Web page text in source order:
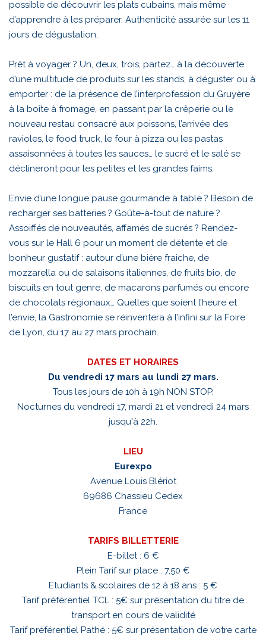
possible de découvrir les plats cubains, mais même
d’apprendre à les préparer. Authenticité assurée sur les 11
jours de dégustation.
Prêt à voyager ? Un, deux, trois, partez… à la découverte
d’une multitude de produits sur les stands, à déguster ou à
emporter : de la présence de l’interprofession du Gruyère
à la boîte à fromage, en passant par la crêperie ou le
nouveau restau consacré aux poissons, l’arrivée des
ravioles, le food truck, le four à pizza ou les pastas
assaisonnées à toutes les sauces… le sucré et le salé se
déclineront pour les petites et les grandes faims.
Envie d’une longue pause gourmande à table ? Besoin de
recharger ses batteries ? Goûte-à-tout de nature ?
Assoiffés de nouveautés, affamés de sucrés ? Rendez-
vous sur le Hall 6 pour un moment de détente et de
bonheur gustatif : autour d’une bière fraiche, de
mozzarella ou de salaisons italiennes, de fruits bio, de
biscuits en tout genre, de macarons parfumés ou encore
de chocolats régionaux… Quelles que soient l’heure et
l’envie, la Gastronomie se réinventera à l’infini sur la Foire
de Lyon, du 17 au 27 mars prochain.
DATES ET HORAIRES
Du vendredi 17 mars au lundi 27 mars.
Tous les jours de 10h à 19h NON STOP.
Nocturnes du vendredi 17, mardi 21 et vendredi 24 mars
jusqu'à 22h.
LIEU
Eurexpo
Avenue Louis Blériot
69686 Chassieu Cedex
France
TARIFS BILLETTERIE
E-billet : 6 €
Plein Tarif sur place : 7,50 €
Etudiants & scolaires de 12 à 18 ans : 5 €
Tarif préférentiel TCL : 5€ sur présentation du titre de
transport en cours de validité
Tarif préférentiel Pathé : 5€ sur présentation de votre carte